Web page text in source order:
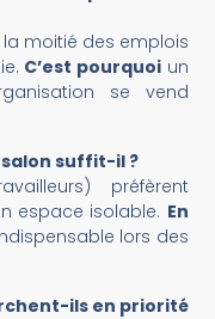
moitié des emplois
C’est pourquoi un
se vend
salon suffit-il ?
préfèrent
espace isolable. En
lors des
ils en priorité